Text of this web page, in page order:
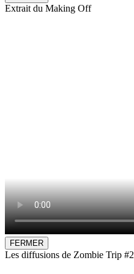
Extrait du Making Off
FERMER
Les diffusions de Zombie Trip #2